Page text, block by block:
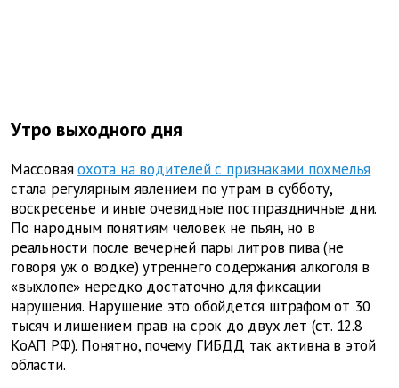
Утро выходного дня
Массовая охота на водителей с признаками похмелья
стала регулярным явлением по утрам в субботу,
воскресенье и иные очевидные постпраздничные дни.
По народным понятиям человек не пьян, но в
реальности после вечерней пары литров пива (не
говоря уж о водке) утреннего содержания алкоголя в
«выхлопе» нередко достаточно для фиксации
нарушения. Нарушение это обойдется штрафом от 30
тысяч и лишением прав на срок до двух лет (ст. 12.8
КоАП РФ). Понятно, почему ГИБДД так активна в этой
области.